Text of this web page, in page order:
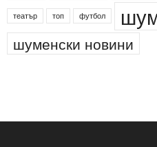
театър топ футбол
шуменски новини